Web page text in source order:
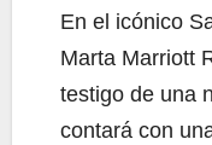
En el icónico
Marta Marriott
testigo de una
contará con